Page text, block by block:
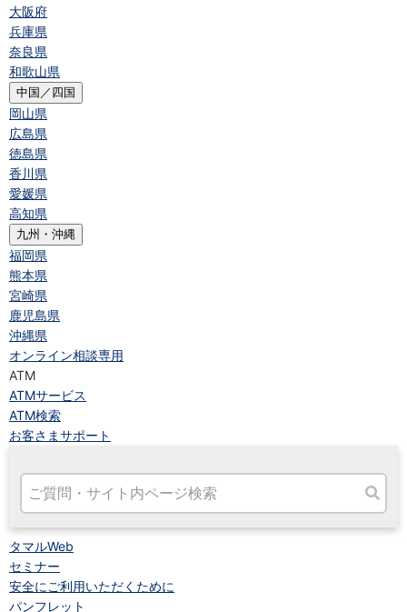
大阪府
兵庫県
奈良県
和歌山県
中国／四国
岡山県
広島県
徳島県
香川県
愛媛県
高知県
九州・沖縄
福岡県
熊本県
宮崎県
鹿児島県
沖縄県
オンライン相談専用
ATM
ATMサービス
ATM検索
お客さまサポート
タマルWeb
セミナー
安全にご利用いただくために
パンフレット